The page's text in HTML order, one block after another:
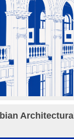
Architectural